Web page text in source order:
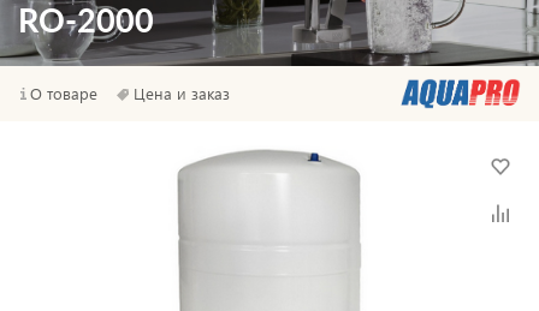
RO-2000
О товаре Цена и заказ